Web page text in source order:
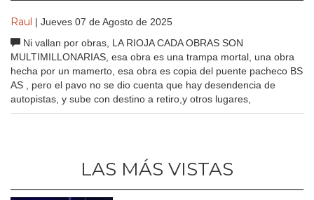
Raul | Jueves 07 de Agosto de 2025
Ni vallan por obras, LA RIOJA CADA OBRAS SON
MULTIMILLONARIAS, esa obra es una trampa mortal, una obra
hecha por un mamerto, esa obra es copia del puente pacheco BS
AS , pero el pavo no se dio cuenta que hay desendencia de
autopistas, y sube con destino a retiro,y otros lugares,
LAS MÁS VISTAS